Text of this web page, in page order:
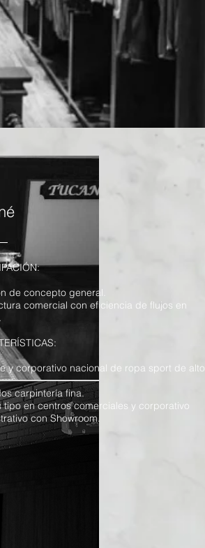
de concepto general.
comercial con eficiencia de flujos en
y corporativo nacional de ropa sport de alto
carpintería fina.
tipo en centros comerciales y corporativo
con Showroom.